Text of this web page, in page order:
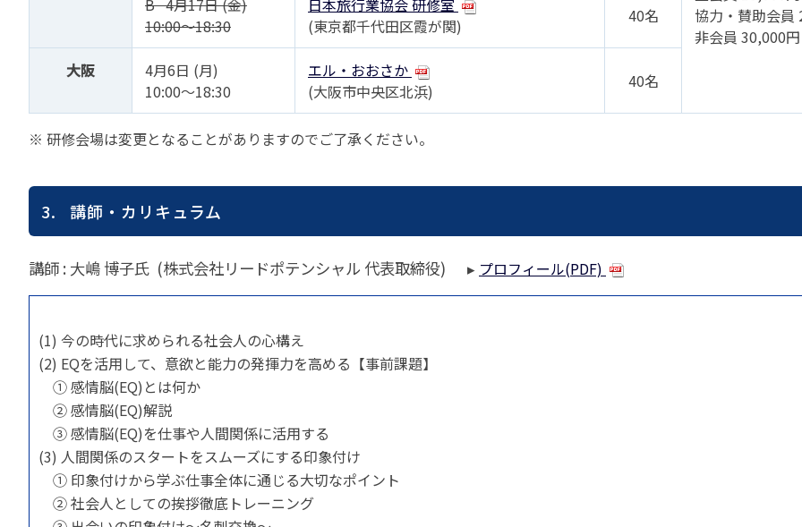
協力・賛助会員
非会員 30,000円
B 4月17日 (金)
10:00～18:30
日本旅行業協会 研修室
(東京都千代田区霞が関)
40名
大阪
4月6日 (月)
10:00～18:30
エル・おおさか
(大阪市中央区北浜)
40名
※ 研修会場は変更となることがありますのでご了承ください。
3. 講師・カリキュラム
講師 : 大嶋 博子氏 (株式会社リードポテンシャル 代表取締役) ▸ プロフィール(PDF)
(1) 今の時代に求められる社会人の心構え
(2) EQを活用して、意欲と能力の発揮力を高める【事前課題】
① 感情脳(EQ)とは何か
② 感情脳(EQ)解説
③ 感情脳(EQ)を仕事や人間関係に活用する
(3) 人間関係のスタートをスムーズにする印象付け
① 印象付けから学ぶ仕事全体に通じる大切なポイント
② 社会人としての挨拶徹底トレーニング